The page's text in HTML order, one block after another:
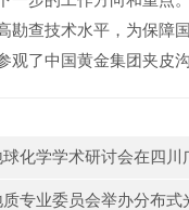
勘查技术水平，为保障
观了中国黄金集团夹皮
化学学术研讨会在四川
专业委员会举办分布式